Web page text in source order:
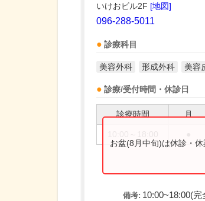
いけおビル2F [地図]
096-288-5011
診療科目
美容外科 形成外科 美容
診療/受付時間・休診日
診療時間 月
お盆(8月中旬)は休診・
備考: 10:00~18:00(完